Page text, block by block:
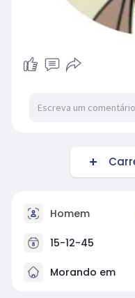
Homem
15-12-45
Morando em